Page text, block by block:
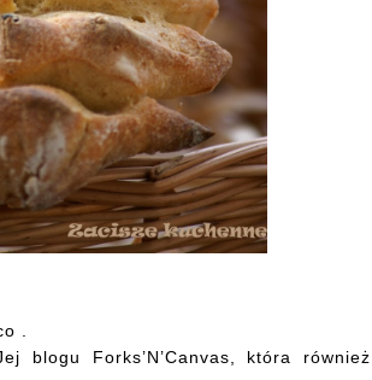
blogu
Forks’N’Canvas , która również